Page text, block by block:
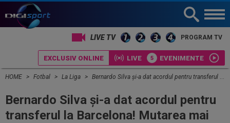
LIVE TV PROGRAM TV
EXCLUSIV ONLINE LIVE EVENIMENTE
HOME Fotbal La Liga Bernardo Silva și-a dat acordul pentru transferul la Barcelona! Mutarea mai depinde de un singur lucru
Bernardo Silva și-a dat acordul pentru
transferul la Barcelona! Mutarea mai